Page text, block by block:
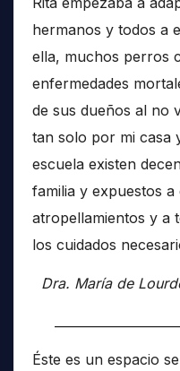
hermanos y todos a
ella, muchos perros
enfermedades
de sus dueños al no
tan solo por mi casa
escuela existen
familia y expuestos a
atropellamientos y a
los cuidados
Dra. María de
Éste es un espacio